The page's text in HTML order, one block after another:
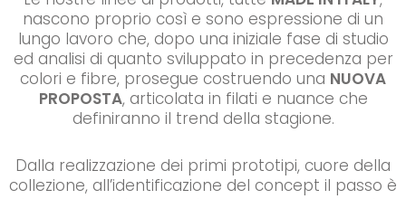
nascono proprio così e sono espressione di un
lungo lavoro che, dopo una iniziale fase di studio
ed analisi di quanto sviluppato in precedenza per
colori e fibre, prosegue costruendo una NUOVA
PROPOSTA, articolata in filati e nuance che
definiranno il trend della stagione.
Dalla realizzazione dei primi prototipi, cuore della
collezione, all’identificazione del concept il passo è